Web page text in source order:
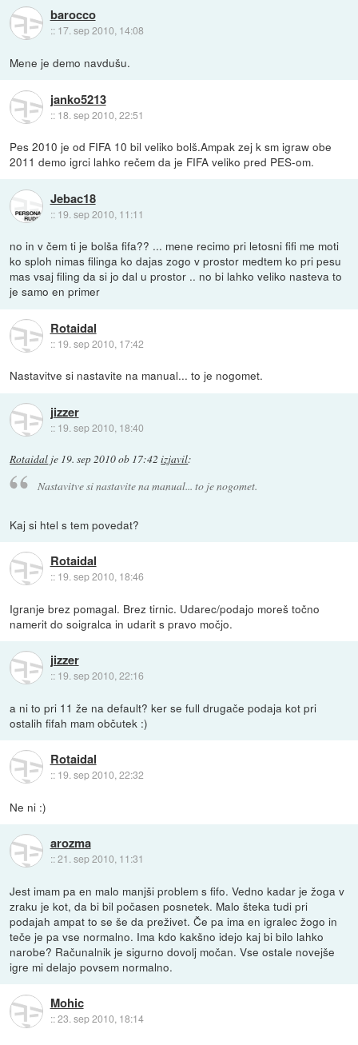
barocco
:: 17. sep 2010, 14:08
Mene je demo navdušu.
janko5213
:: 18. sep 2010, 22:51
Pes 2010 je od FIFA 10 bil veliko bolš.Ampak zej k sm igraw obe
2011 demo igrci lahko rečem da je FIFA veliko pred PES-om.
Jebac18
:: 19. sep 2010, 11:11
no in v čem ti je bolša fifa?? ... mene recimo pri letosni fifi me moti
ko sploh nimas filinga ko dajas zogo v prostor medtem ko pri pesu
mas vsaj filing da si jo dal u prostor .. no bi lahko veliko nasteva to
je samo en primer
Rotaidal
:: 19. sep 2010, 17:42
Nastavitve si nastavite na manual... to je nogomet.
jizzer
:: 19. sep 2010, 18:40
Rotaidal je 19. sep 2010 ob 17:42 izjavil:
Nastavitve si nastavite na manual... to je nogomet.
Kaj si htel s tem povedat?
Rotaidal
:: 19. sep 2010, 18:46
Igranje brez pomagal. Brez tirnic. Udarec/podajo moreš točno
namerit do soigralca in udarit s pravo močjo.
jizzer
:: 19. sep 2010, 22:16
a ni to pri 11 že na default? ker se full drugače podaja kot pri
ostalih fifah mam občutek :)
Rotaidal
:: 19. sep 2010, 22:32
Ne ni :)
arozma
::21. sep 2010, 11:31
Jest imam pa en malo manjši problem s fifo. Vedno kadar je žoga v
zraku je kot, da bi bil počasen posnetek. Malo šteka tudi pri
podajah ampat to se še da preživet. Če pa ima en igralec žogo in
teče je pa vse normalno. Ima kdo kakšno idejo kaj bi bilo lahko
narobe? Računalnik je sigurno dovolj močan. Vse ostale novejše
igre mi delajo povsem normalno.
Mohic
::23. sep 2010, 18:14